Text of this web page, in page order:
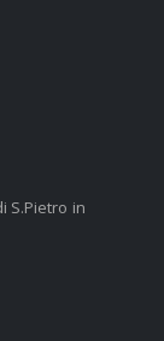
S.Pietro in